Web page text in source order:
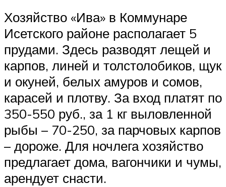
Хозяйство «Ива» в Коммунаре
Исетского районе располагает 5
прудами. Здесь разводят лещей и
карпов, линей и толстолобиков, щук
и окуней, белых амуров и сомов,
карасей и плотву. За вход платят по
350-550 руб., за 1 кг выловленной
рыбы – 70-250, за парчовых карпов
– дороже. Для ночлега хозяйство
предлагает дома, вагончики и чумы,
арендует снасти.